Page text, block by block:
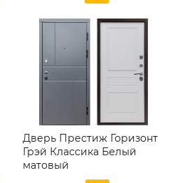
Дверь Престиж Горизонт
Грэй Классика Белый
матовый